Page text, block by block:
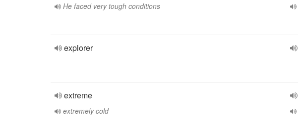
He faced very tough conditions
explorer
extreme
extremely cold